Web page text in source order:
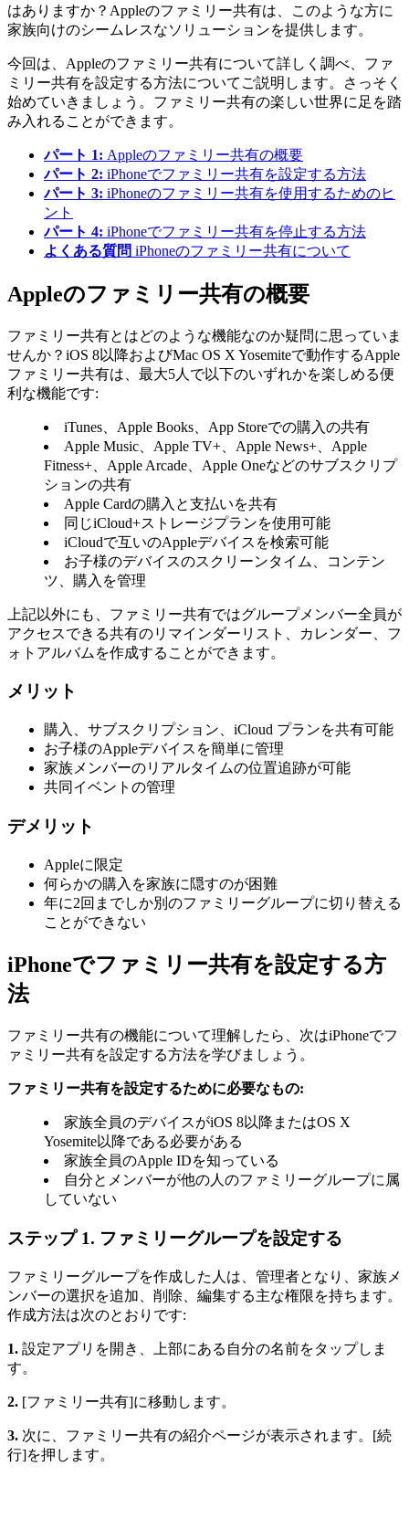
はありますか？Appleのファミリー共有は、このような方に
家族向けのシームレスなソリューションを提供します。
今回は、Appleのファミリー共有について詳しく調べ、ファ
ミリー共有を設定する方法についてご説明します。さっそく
始めていきましょう。ファミリー共有の楽しい世界に足を踏
み入れることができます。
パート 1: Appleのファミリー共有の概要
パート 2: iPhoneでファミリー共有を設定する方法
パート 3: iPhoneのファミリー共有を使用するためのヒ
ント
パート 4: iPhoneでファミリー共有を停止する方法
よくある質問 iPhoneのファミリー共有について
Appleのファミリー共有の概要
ファミリー共有とはどのような機能なのか疑問に思っていま
せんか？iOS 8以降およびMac OS X Yosemiteで動作するApple
ファミリー共有は、最大5人で以下のいずれかを楽しめる便
利な機能です:
iTunes、Apple Books、App Storeでの購入の共有
Apple Music、Apple TV+、Apple News+、Apple
Fitness+、Apple Arcade、Apple Oneなどのサブスクリプ
ションの共有
Apple Cardの購入と支払いを共有
同じiCloud+ストレージプランを使用可能
iCloudで互いのAppleデバイスを検索可能
お子様のデバイスのスクリーンタイム、コンテン
ツ、購入を管理
上記以外にも、ファミリー共有ではグループメンバー全員が
アクセスできる共有のリマインダーリスト、カレンダー、フ
ォトアルバムを作成することができます。
メリット
購入、サブスクリプション、iCloud プランを共有可能
お子様のAppleデバイスを簡単に管理
家族メンバーのリアルタイムの位置追跡が可能
共同イベントの管理
デメリット
Appleに限定
何らかの購入を家族に隠すのが困難
年に2回までしか別のファミリーグループに切り替える
ことができない
iPhoneでファミリー共有を設定する方
法
ファミリー共有の機能について理解したら、次はiPhoneでフ
ァミリー共有を設定する方法を学びましょう。
ファミリー共有を設定するために必要なもの:
家族全員のデバイスがiOS 8以降またはOS X
Yosemite以降である必要がある
家族全員のApple IDを知っている
自分とメンバーが他の人のファミリーグループに属
していない
ステップ 1. ファミリーグループを設定する
ファミリーグループを作成した人は、管理者となり、家族メ
ンバーの選択を追加、削除、編集する主な権限を持ちます。
作成方法は次のとおりです:
1. 設定アプリを開き、上部にある自分の名前をタップしま
す。
2. [ファミリー共有]に移動します。
3. 次に、ファミリー共有の紹介ページが表示されます。[続
行]を押します。